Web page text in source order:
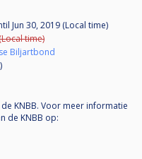
Jun 30, 2019 (Local time)
time)
Biljartbond
)
KNBB. Voor meer informatie
de KNBB op: